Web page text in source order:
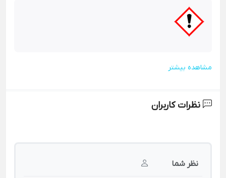
مشاهده بیشتر
نظرات کاربران
نظر شما